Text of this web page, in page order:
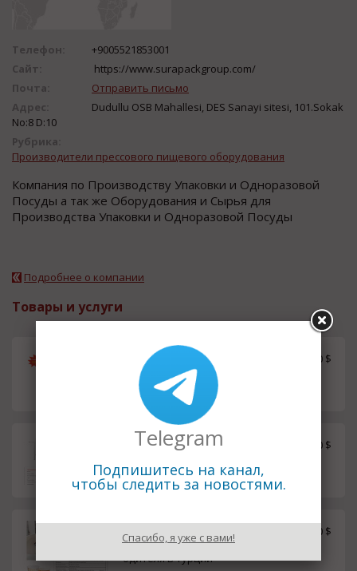
Телефон:
+9005521853001
Сайт:
https://www.surapackgroup.com/
Почта:
Отправить письмо
Адрес:
Dudullu OSB Mahallesi, DES Sanayi sitesi, 101.Sokak
No:8 D:10
Рубрика:
Производители прессового пищевого оборудования
Компания по Производству Упаковки и Одноразовой
Посуды а так же Оборудования и Сырья для
Производства Упаковки и Одноразовой Посуды
Подробнее о компании
Товары и услуги
Однопроходный Принтер Для
Печати на Упаковочных Коро
бках, Пакетах
16500.00 $
Станок для Производства Бум
ими Станциями
15000.00 $
Станок по Производству Бума
жных Стаканчиков от Произв
одителя в Турции
15000.00 $
Telegram
Подпишитесь на канал,
чтобы следить за новостями.
Спасибо, я уже с вами!